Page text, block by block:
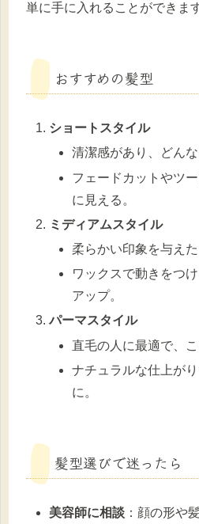
単に手に入れることができます
おすすめの髪型
ショートスタイル
清潔感があり、どん
フェードカットやツ
に見える。
ミディアムスタイル
柔らかい印象を与え
ワックスで動きをつ
アップ。
パーマスタイル
直毛の人に最適で、こ
ナチュラルな仕上が
に。
髪型選びで迷ったら
美容師に相談 ：顔の形や